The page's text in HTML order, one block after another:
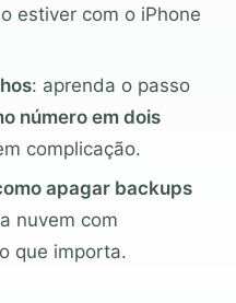
estiver com o iPhone
: aprenda o passo
número em dois
complicação.
apagar backups
nuvem com
que importa.